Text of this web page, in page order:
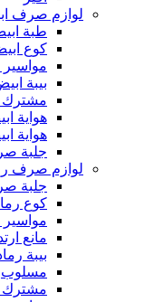
لوازم صرف
طبة
كوع
مواسير
بيبة
مشترك
هواية
هواية
جلبة
لوازم صرف
جلبة
كوع
مانع
بيبة
مسلوب
مشترك